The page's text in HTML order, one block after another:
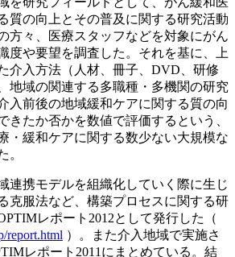
質の向上とその普及に関する研究活動
方々、医療スタッフなどを対象にがん
度や要望を調査した。それを基に、上
介入方法（人材、冊子、DVD、研修
地域の関連する多職種・多機関の研究
入前後の地域緩和ケアに関する質の向
きたか否かを数値で評価するという、
・緩和ケアに関する数少ない大規模な
。
連携モデルを組織化していく際に生じ
克服法など、構築プロセスに関する研
レポート2012として発行した（
report.html ）。また介入地域で実施さ
レポート2011にまとめている。結